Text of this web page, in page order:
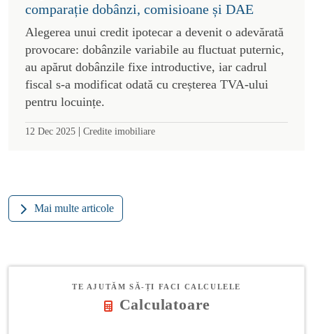
comparație dobânzi, comisioane și DAE
Alegerea unui credit ipotecar a devenit o adevărată
provocare: dobânzile variabile au fluctuat puternic,
au apărut dobânzile fixe introductive, iar cadrul
fiscal s-a modificat odată cu creșterea TVA-ului
pentru locuințe.
12 Dec 2025 | Credite imobiliare
Mai multe articole
TE AJUTĂM SĂ-ȚI FACI CALCULELE
Calculatoare